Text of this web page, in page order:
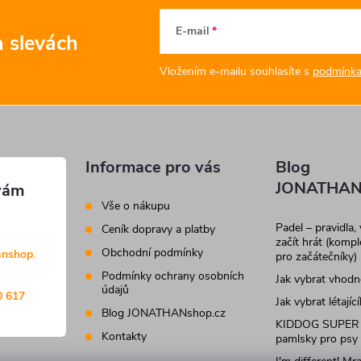
slevách E-mail
Vložením e-mailu souhlasíte s
617
Informace pro vás
Vše o nákupu
Ceník dopravy a platby
Obchodní podmínky
Podmínky ochrany osobních
údajů
Blog JONATHANshop.cz
Kontakty
Blog
Padel –
začít hrát
pro začátečníky)
Jak vybrat
Jak vybrat
KIDDOG
pamlsky pro psy